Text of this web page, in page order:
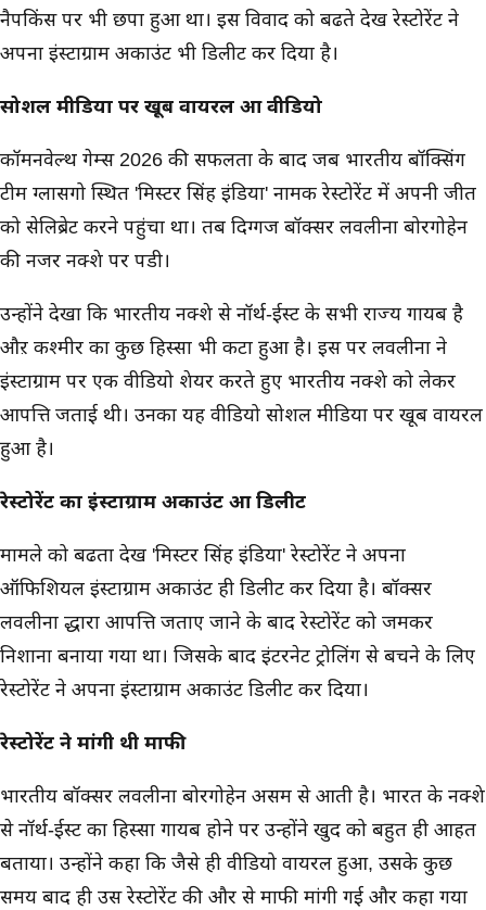
नैपकिंस पर भी छपा हुआ था। इस विवाद को बढते देख रेस्टोरेंट ने
अपना इंस्टाग्राम अकाउंट भी डिलीट कर दिया है।
सोशल मीडिया पर खूब वायरल हुआ वीडियो
कॉमनवेल्थ गेम्स 2026 की सफलता के बाद जब भारतीय बॉक्सिंग
टीम ग्लासगो स्थित 'मिस्टर सिंह इंडिया' नामक रेस्टोरेंट में अपनी जीत
को सेलिब्रेट करने पहुंचा था। तब दिग्गज बॉक्सर लवलीना बोरगोहेन
की नजर नक्शे पर पडी।
उन्होंने देखा कि भारतीय नक्शे से नॉर्थ-ईस्ट के सभी राज्य गायब है
औऱ कश्मीर का कुछ हिस्सा भी कटा हुआ है। इस पर लवलीना ने
इंस्टाग्राम पर एक वीडियो शेयर करते हुए भारतीय नक्शे को लेकर
आपत्ति जताई थी। उनका यह वीडियो सोशल मीडिया पर खूब वायरल
हुआ है।
रेस्टोरेंट का इंस्टाग्राम अकाउंट हुआ डिलीट
मामले को बढता देख 'मिस्टर सिंह इंडिया' रेस्टोरेंट ने अपना
ऑफिशियल इंस्टाग्राम अकाउंट ही डिलीट कर दिया है। बॉक्सर
लवलीना द्धारा आपत्ति जताए जाने के बाद रेस्टोरेंट को जमकर
निशाना बनाया गया था। जिसके बाद इंटरनेट ट्रोलिंग से बचने के लिए
रेस्टोरेंट ने अपना इंस्टाग्राम अकाउंट डिलीट कर दिया।
रेस्टोरेंट ने मांगी थी माफी
भारतीय बॉक्सर लवलीना बोरगोहेन असम से आती है। भारत के नक्शे
से नॉर्थ-ईस्ट का हिस्सा गायब होने पर उन्होंने खुद को बहुत ही आहत
बताया। उन्होंने कहा कि जैसे ही वीडियो वायरल हुआ, उसके कुछ
समय बाद ही उस रेस्टोरेंट की और से माफी मांगी गई और कहा गया